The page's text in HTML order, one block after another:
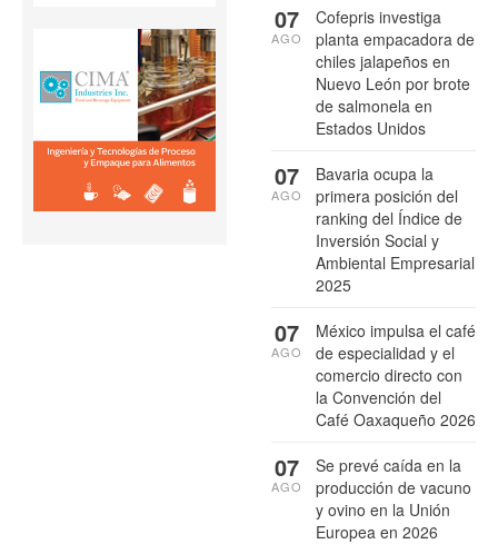
Cofepris investiga
planta empacadora de
chiles jalapeños en
Nuevo León por brote
de salmonela en
Estados Unidos
07
AGO
Bavaria ocupa la
primera posición del
ranking del Índice de
Inversión Social y
Ambiental Empresarial
2025
07
AGO
México impulsa el café
de especialidad y el
comercio directo con
la Convención del
Café Oaxaqueño 2026
07
AGO
Se prevé caída en la
producción de vacuno
y ovino en la Unión
Europea en 2026
07
AGO